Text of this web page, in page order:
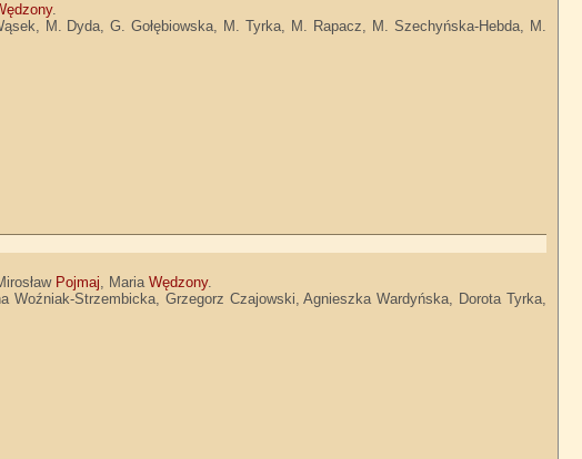
.
M. Dyda, G. Gołębiowska, M. Tyrka, M. Rapacz, M. Szechyńska-Hebda, M.
Pojmaj, MariaWędzony.
Strzembicka, Grzegorz Czajowski, Agnieszka Wardyńska, Dorota Tyrka,